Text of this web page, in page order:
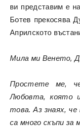
ви представим е
Ботев прекосява
Априлското
Мила ми Венето,
Простете ме,
Любовта, която
това. Аз знаях,
са много скъпи за